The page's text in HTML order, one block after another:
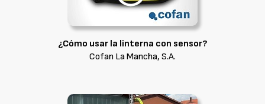
¿Cómo usar la linterna con sensor?
Cofan La Mancha, S.A.